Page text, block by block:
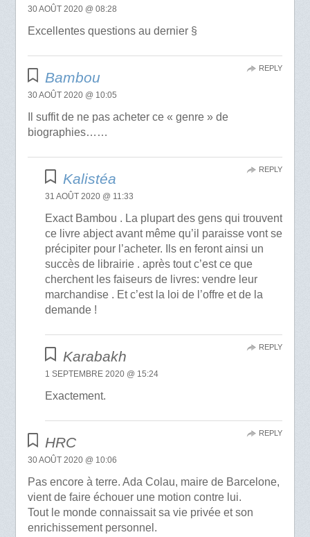
30 AOÛT 2020 @ 08:28
Excellentes questions au dernier §
Bambou
30 AOÛT 2020 @ 10:05
Il suffit de ne pas acheter ce « genre » de
biographies……
REPLY
Kalistéa
31 AOÛT 2020 @ 11:33
Exact Bambou . La plupart des gens qui trouvent
ce livre abject avant même qu’il paraisse vont se
précipiter pour l’acheter. Ils en feront ainsi un
succès de librairie . après tout c’est ce que
cherchent les faiseurs de livres: vendre leur
marchandise . Et c’est la loi de l’offre et de la
demande !
REPLY
Karabakh
1 SEPTEMBRE 2020 @ 15:24
Exactement.
REPLY
HRC
30 AOÛT 2020 @ 10:06
Pas encore à terre. Ada Colau, maire de Barcelone,
vient de faire échouer une motion contre lui.
Tout le monde connaissait sa vie privée et son
enrichissement personnel.
REPLY